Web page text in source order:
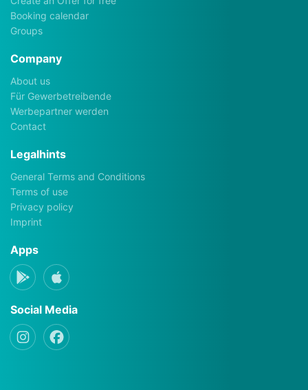
Booking calendar
Groups
Company
About us
Für Gewerbetreibende
Werbepartner werden
Contact
Legalhints
General Terms and Conditions
Terms of use
Privacy policy
Imprint
Apps
Social Media